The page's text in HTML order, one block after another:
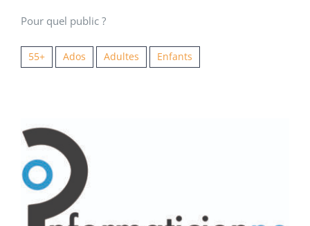
Pour quel public ?
55+ Ados Adultes Enfants